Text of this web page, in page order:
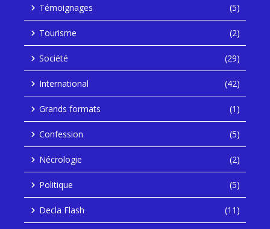
Témoignages (5)
Tourisme (2)
Société (29)
International (42)
Grands formats (1)
Confession (5)
Nécrologie (2)
Politique (5)
Decla Flash (11)